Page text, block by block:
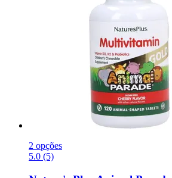
2 opções
5.0 (5)